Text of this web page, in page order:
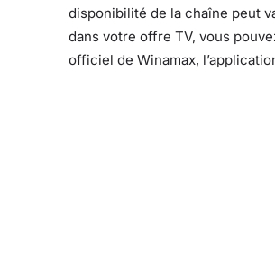
disponibilité de la chaîne peut
dans votre offre TV, vous
officiel de Winamax,